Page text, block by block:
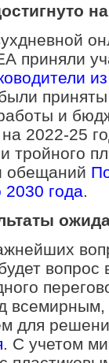
приняли
и
на 2022-25
тройного
обещаний
2030 года.
вопрос
для
. С учетом